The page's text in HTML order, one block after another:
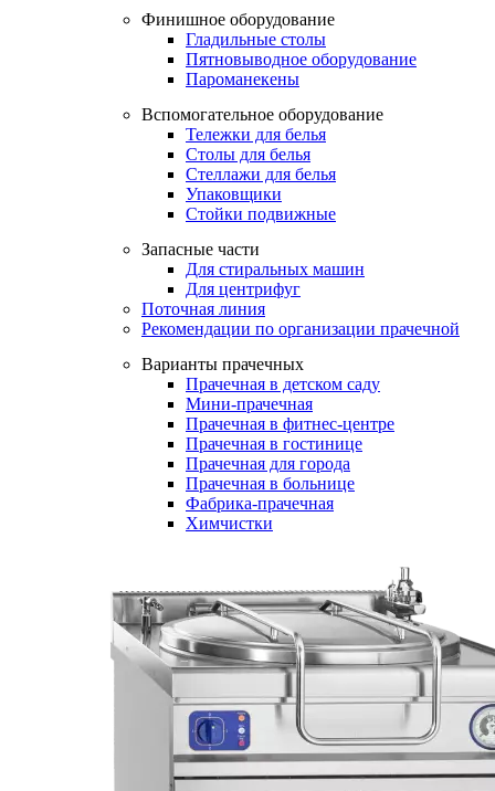
Финишное оборудование
Гладильные столы
Пятновыводное оборудование
Пароманекены
Вспомогательное оборудование
Тележки для белья
Столы для белья
Стеллажи для белья
Упаковщики
Стойки подвижные
Запасные части
Для стиральных машин
Для центрифуг
Поточная линия
Рекомендации по организации прачечной
Варианты прачечных
Прачечная в детском саду
Мини-прачечная
Прачечная в фитнес-центре
Прачечная в гостинице
Прачечная для города
Прачечная в больнице
Фабрика-прачечная
Химчистки